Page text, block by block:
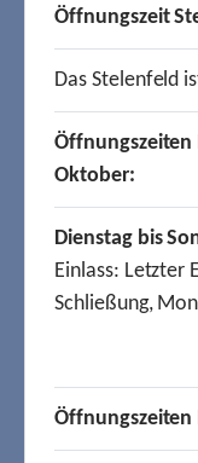
Öffnungszeit
Das Stelenfeld
Öffnungszeiten
Oktober:
Dienstag bis
Einlass: Letzter
Schließung,
Öffnungszeiten